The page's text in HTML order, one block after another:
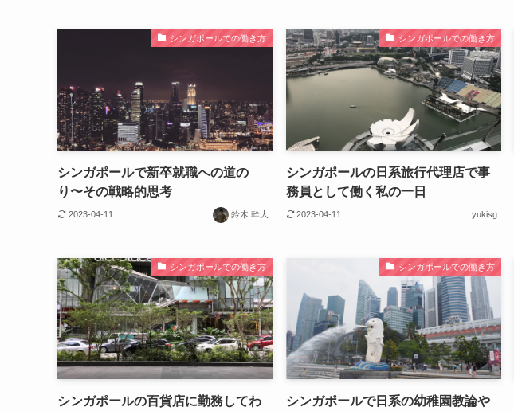
シンガポールでの働き方
シンガポールで新卒就職への道の
り〜その戦略的思考
2023-04-11 鈴木 幹大
シンガポールでの働き方
シンガポールの日系旅行代理店で事
務員として働く私の一日
2023-04-11 yukisg
シンガポールでの働き方
シンガポールの百貨店に勤務してわ
シンガポールでの働き方
シンガポールで日系の幼稚園教論や